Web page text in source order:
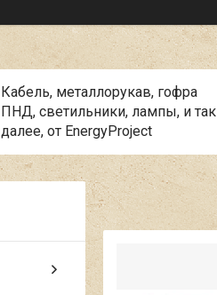
Кабель, металлорукав, гофра
ПНД, cветильники, лампы, и так
далее, от EnergyProject